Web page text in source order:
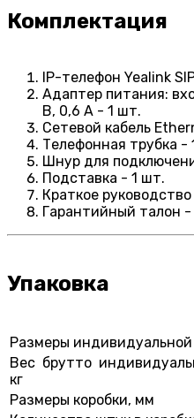
Комплектация
IP-телефон Yealink
Адаптер питания:
В, 0,6 А - 1 шт.
Сетевой кабель
Телефонная трубка -
Шнур для
Подставка - 1 шт.
Краткое
Гарантийный талон -
Упаковка
Размеры индивидуальной
Вес брутто
кг
Размеры коробки, мм